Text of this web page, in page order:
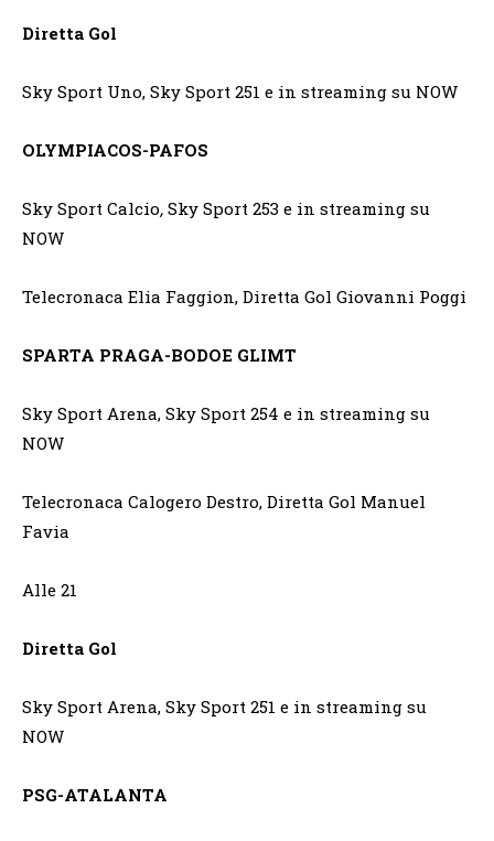
Diretta Gol
Sky Sport Uno, Sky Sport 251 e in streaming su NOW
OLYMPIACOS-PAFOS
Sky Sport Calcio, Sky Sport 253 e in streaming su
NOW
Telecronaca Elia Faggion, Diretta Gol Giovanni Poggi
SPARTA PRAGA-BODOE GLIMT
Sky Sport Arena, Sky Sport 254 e in streaming su
NOW
Telecronaca Calogero Destro, Diretta Gol Manuel
Favia
Alle 21
Diretta Gol
Sky Sport Arena, Sky Sport 251 e in streaming su
NOW
PSG-ATALANTA